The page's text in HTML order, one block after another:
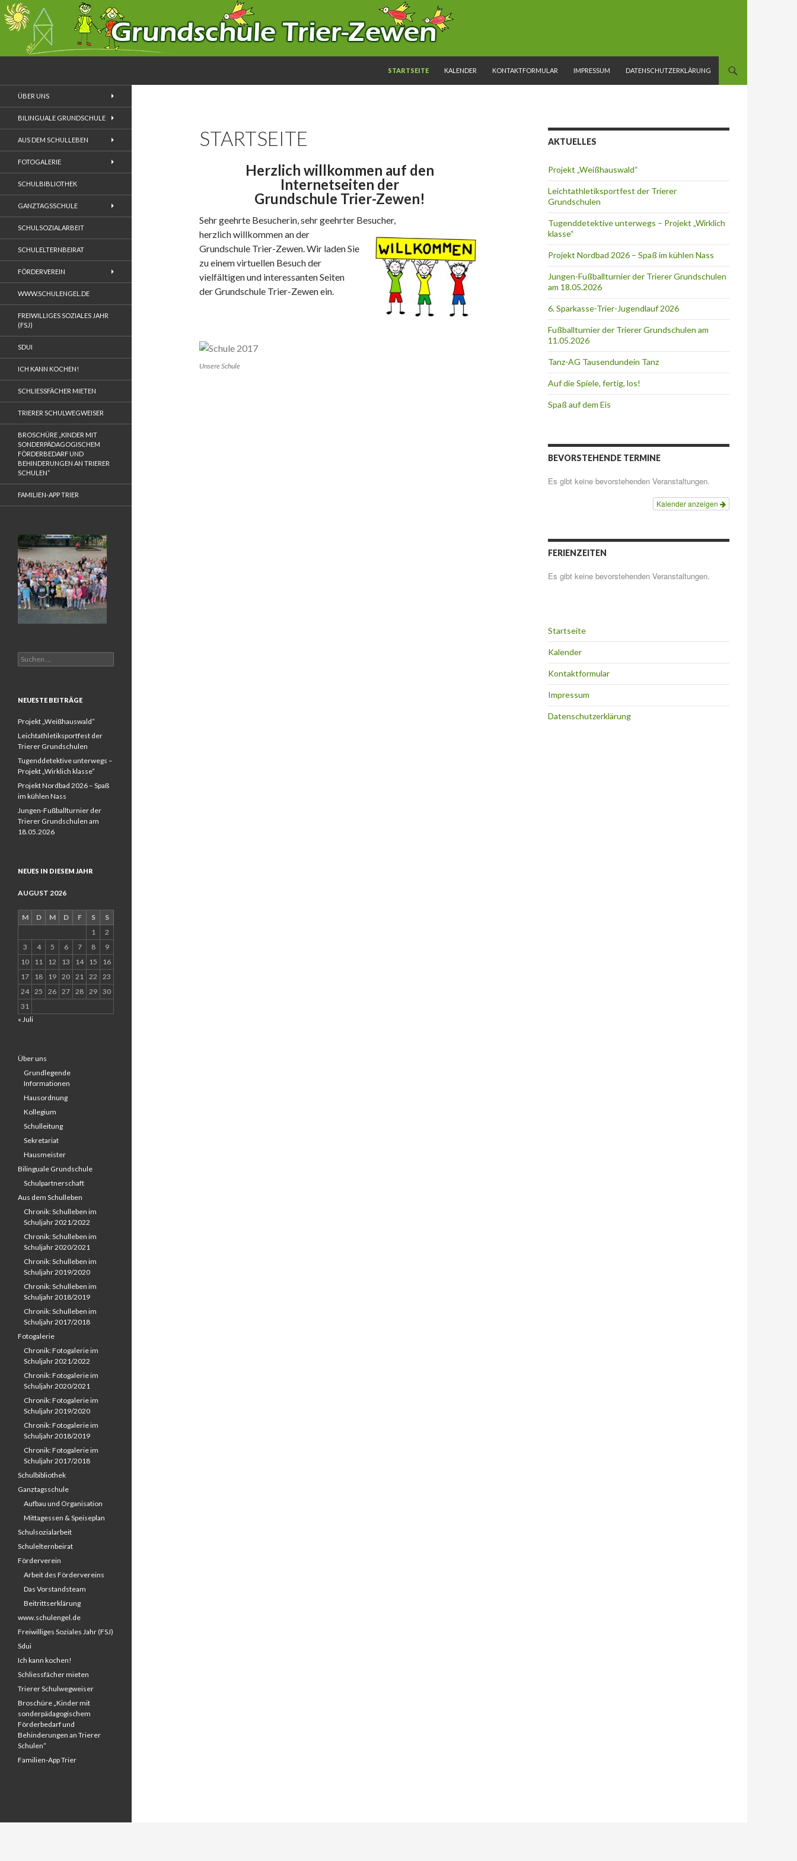
STARTSEITE
KALENDER KONTAKTFORMULAR IMPRESSUM DATENSCHUTZERKLÄRUNG
STARTSEITE
Herzlich willkommen auf den
Internetseiten der
Grundschule Trier-Zewen!
Sehr geehrte Besucherin, sehr geehrter Besucher,
herzlich willkommen an der
Grundschule Trier-Zewen. Wir laden Sie
zu einem virtuellen Besuch der
vielfältigen und interessanten Seiten
der Grundschule Trier-Zewen ein.
Unsere Schule
AKTUELLES
Projekt „Weißhauswald“
Leichtathletiksportfest der Trierer
Grundschulen
Tugenddetektive unterwegs – Projekt „Wirklich
klasse“
Projekt Nordbad 2026 – Spaß im kühlen Nass
Jungen-Fußballturnier der Trierer Grundschulen
am 18.05.2026
6. Sparkasse-Trier-Jugendlauf 2026
Fußballturnier der Trierer Grundschulen am
11.05.2026
Tanz-AG Tausendundein Tanz
Auf die Spiele, fertig, los!
Spaß auf dem Eis
BEVORSTEHENDE TERMINE
Es gibt keine bevorstehenden Veranstaltungen.
Kalender anzeigen
FERIENZEITEN
Es gibt keine bevorstehenden Veranstaltungen.
Startseite
Kalender
Kontaktformular
Impressum
Datenschutzerklärung
ÜBER UNS
BILINGUALE GRUNDSCHULE
AUS DEM SCHULLEBEN
FOTOGALERIE
SCHULBIBLIOTHEK
GANZTAGSSCHULE
SCHULSOZIALARBEIT
SCHULELTERNBEIRAT
FÖRDERVEREIN
WWW.SCHULENGEL.DE
FREIWILLIGES SOZIALES JAHR
(FSJ)
SDUI
ICH KANN KOCHEN!
SCHLIESSFÄCHER MIETEN
TRIERER SCHULWEGWEISER
BROSCHÜRE „KINDER MIT
SONDERPÄDAGOGISCHEM
FÖRDERBEDARF UND
BEHINDERUNGEN AN TRIERER
SCHULEN“
FAMILIEN-APP TRIER
Suchen
nach:
NEUESTE BEITRÄGE
Projekt „Weißhauswald“
Leichtathletiksportfest der
Trierer Grundschulen
Tugenddetektive unterwegs –
Projekt „Wirklich klasse“
Projekt Nordbad 2026 – Spaß
im kühlen Nass
Jungen-Fußballturnier der
Trierer Grundschulen am
18.05.2026
NEUES IN DIESEM JAHR
AUGUST 2026
M D M D F S
S
1
2
3
4 5 6 7 8
9
10
11 12 13 14 15
16
17
18 19 20 21 22
23
24 25 26 27 28 29 30
31
« Juli
Über uns
Grundlegende
Informationen
Hausordnung
Kollegium
Schulleitung
Sekretariat
Hausmeister
Bilinguale Grundschule
Schulpartnerschaft
Aus dem Schulleben
Chronik: Schulleben im
Schuljahr 2021/2022
Chronik: Schulleben im
Schuljahr 2020/2021
Chronik: Schulleben im
Schuljahr 2019/2020
Chronik: Schulleben im
Schuljahr 2018/2019
Chronik: Schulleben im
Schuljahr 2017/2018
Fotogalerie
Chronik: Fotogalerie im
Schuljahr 2021/2022
Chronik: Fotogalerie im
Schuljahr 2020/2021
Chronik: Fotogalerie im
Schuljahr 2019/2020
Chronik: Fotogalerie im
Schuljahr 2018/2019
Chronik: Fotogalerie im
Schuljahr 2017/2018
Schulbibliothek
Ganztagsschule
Aufbau und Organisation
Mittagessen & Speiseplan
Schulsozialarbeit
Schulelternbeirat
Förderverein
Arbeit des Fördervereins
Das Vorstandsteam
Beitrittserklärung
www.schulengel.de
Freiwilliges Soziales Jahr (FSJ)
Sdui
Ich kann kochen!
Schliessfächer mieten
Trierer Schulwegweiser
Broschüre „Kinder mit
sonderpädagogischem
Förderbedarf und
Behinderungen an Trierer
Schulen“
Familien-App Trier